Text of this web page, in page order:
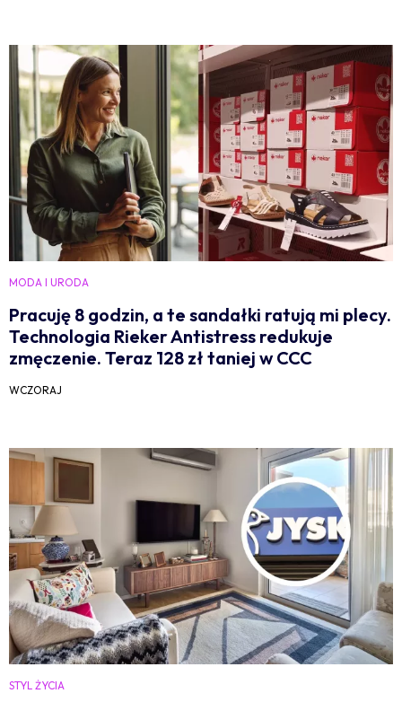
MODA I URODA
Pracuję 8 godzin, a te sandałki ratują mi plecy.
Technologia Rieker Antistress redukuje
zmęczenie. Teraz 128 zł taniej w CCC
WCZORAJ
STYL ŻYCIA